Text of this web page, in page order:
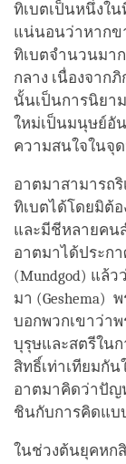
ทิเบตเป็นหนึ่งใ
แน่นอนว่าหาก
ทิเบตจำนวนมา
กลาง เนื่องจา
นั้นเป็นการนิยา
ใหม่เป็นมนุษย์อั
ความสนใจในจุ
อาตมาสามารถ
ทิเบตได้โดยมิต้
และมีชีหลายคนส
อาตมาได้ประก
(Mundgod) แล้ว
มา (Geshema)
บอกพวกเขาว่าพ
บุรุษและสตรีใน
สิทธิ์เท่าเทียมกัน
อาตมาคิดว่าปัญ
ชินกับการคิดแบ
ในช่วงต้นยุคหก